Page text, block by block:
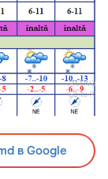
в Google